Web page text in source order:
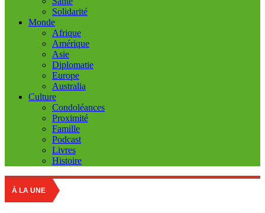
Solidarité
Monde
Afrique
Amérique
Asie
Diplomatie
Europe
Australia
Culture
Condoléances
Proximité
Famille
Podcast
Livres
Histoire
À LA UNE